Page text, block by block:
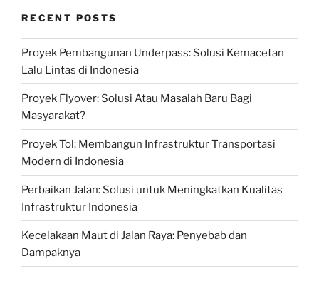
RECENT POSTS
Proyek Pembangunan Underpass: Solusi Kemacetan
Lalu Lintas di Indonesia
Proyek Flyover: Solusi Atau Masalah Baru Bagi
Masyarakat?
Proyek Tol: Membangun Infrastruktur Transportasi
Modern di Indonesia
Perbaikan Jalan: Solusi untuk Meningkatkan Kualitas
Infrastruktur Indonesia
Kecelakaan Maut di Jalan Raya: Penyebab dan
Dampaknya